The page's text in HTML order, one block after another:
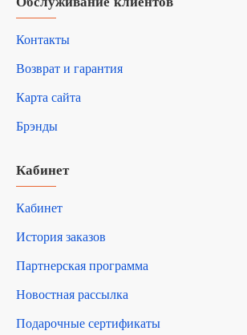
Контакты
Возврат и гарантия
Карта сайта
Брэнды
Кабинет
Кабинет
История заказов
Партнерская программа
Новостная рассылка
Подарочные сертификаты